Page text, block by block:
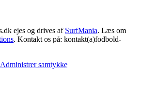
ejes og drives af SurfMania. Læs om
. Kontakt os på: kontakt(a)fodbold-
Administrer samtykke